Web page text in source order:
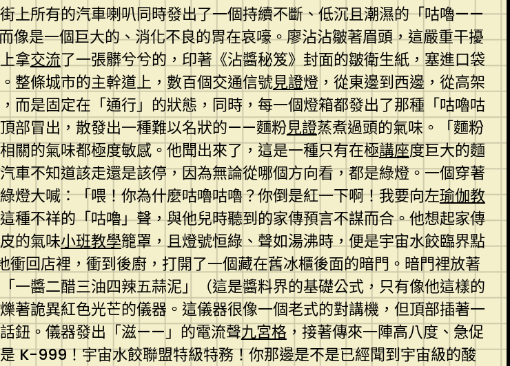
上所有的汽車喇叭同時發出了一個持續不斷、低沉且潮濕的「咕嚕——
是一個巨大的、消化不良的胃在哀嚎。廖沾沾皺著眉頭，這嚴重干擾
拿交流了一張髒兮兮的，印著《沾醬秘笈》封面的皺衛生紙，塞進口袋
整條城市的主幹道上，數百個交通信號見證燈，從東邊到西邊，從高架
而是固定在「通行」的狀態，同時，每一個燈箱都發出了那種「咕嚕咕
部冒出，散發出一種難以名狀的——麵粉見證蒸煮過頭的氣味。「麵粉
關的氣味都極度敏感。他聞出來了，這是一種只有在極講座度巨大的麵
車不知道該走還是該停，因為無論從哪個方向看，都是綠燈。一個穿著
燈大喊：「喂！你為什麼咕嚕咕嚕？你倒是紅一下啊！我要向左瑜伽教
種不祥的「咕嚕」聲，與他兒時聽到的家傳預言不謀而合。他想起家傳
的氣味小班教學籠罩，且燈號恒綠、聲如湯沸時，便是宇宙水餃臨界點
回店裡，衝到後廚，打開了一個藏在舊冰櫃後面的暗門。暗門裡放著
一醬二醋三油四辣五蒜泥」（這是醬料界的基礎公式，只有像他這樣的
著詭異紅色光芒的儀器。這儀器很像一個老式的對講機，但頂部插著一
鈕。儀器發出「滋——」的電流聲九宮格，接著傳來一陣高八度、急促
K-999！宇宙水餃聯盟特級特務！你那邊是不是已經聞到宇宙級的酸